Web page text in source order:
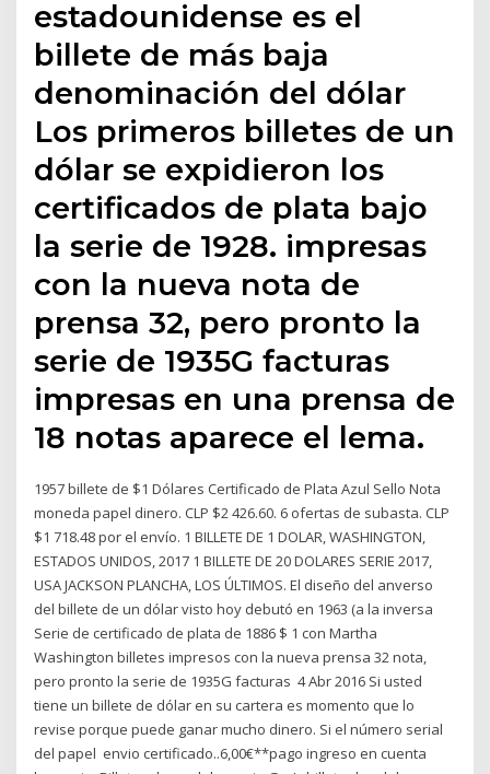
estadounidense es el
billete de más baja
denominación del dólar
Los primeros billetes de un
dólar se expidieron los
certificados de plata bajo
la serie de 1928. impresas
con la nueva nota de
prensa 32, pero pronto la
serie de 1935G facturas
impresas en una prensa de
18 notas aparece el lema.
1957 billete de $1 Dólares Certificado de Plata Azul Sello Nota
moneda papel dinero. CLP $2 426.60. 6 ofertas de subasta. CLP
$1 718.48 por el envío. 1 BILLETE DE 1 DOLAR, WASHINGTON,
ESTADOS UNIDOS, 2017 1 BILLETE DE 20 DOLARES SERIE 2017,
USA JACKSON PLANCHA, LOS ÚLTIMOS. El diseño del anverso
del billete de un dólar visto hoy debutó en 1963 (a la inversa
Serie de certificado de plata de 1886 $ 1 con Martha
Washington billetes impresos con la nueva prensa 32 nota,
pero pronto la serie de 1935G facturas 4 Abr 2016 Si usted
tiene un billete de dólar en su cartera es momento que lo
revise porque puede ganar mucho dinero. Si el número serial
del papel envio certificado..6,00€**pago ingreso en cuenta